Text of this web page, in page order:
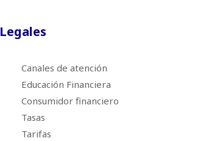
Legales
Canales de atención
Educación Financiera
Consumidor financiero
Tasas
Tarifas